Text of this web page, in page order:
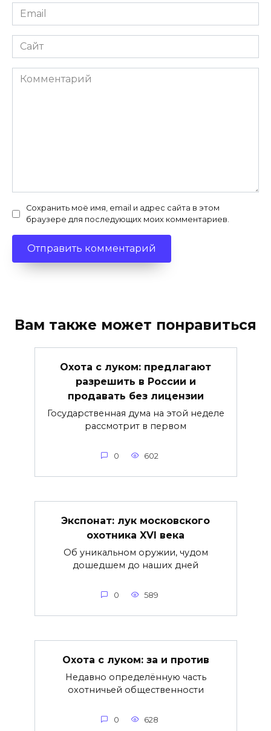
Email
*
Сайт
Комментарий
Сохранить моё имя, email и адрес сайта в этом
браузере для последующих моих комментариев.
Вам также может понравиться
Охота с луком: предлагают
разрешить в России и
продавать без лицензии
Государственная дума на этой неделе
рассмотрит в первом
0 602
Экспонат: лук московского
охотника XVI века
Об уникальном оружии, чудом
дошедшем до наших дней
0 589
Охота с луком: за и против
Недавно определённую часть
охотничьей общественности
0 628